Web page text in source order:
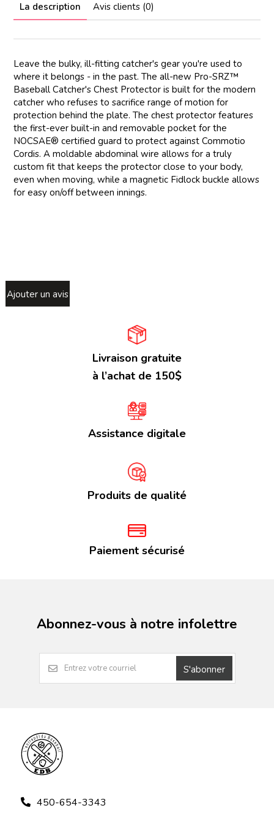
La description Avis clients (0)
Leave the bulky, ill-fitting catcher's gear you're used to
where it belongs - in the past. The all-new Pro-SRZ™
Baseball Catcher's Chest Protector is built for the modern
catcher who refuses to sacrifice range of motion for
protection behind the plate. The chest protector features
the first-ever built-in and removable pocket for the
NOCSAE® certified guard to protect against Commotio
Cordis. A moldable abdominal wire allows for a truly
custom fit that keeps the protector close to your body,
even when moving, while a magnetic Fidlock buckle allows
for easy on/off between innings.
Ajouter un avis
Livraison gratuite
à l’achat de 150$
Assistance digitale
Produits de qualité
Paiement sécurisé
Abonnez-vous à notre infolettre
S'abonner
450-654-3343